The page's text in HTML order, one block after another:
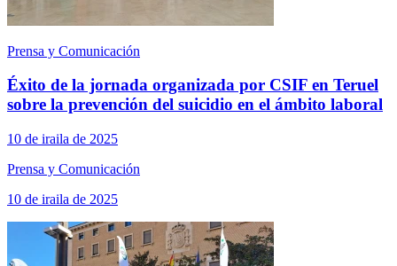
Prensa y Comunicación
Éxito de la jornada organizada por CSIF en Teruel
sobre la prevención del suicidio en el ámbito laboral
10 de iraila de 2025
Prensa y Comunicación
10 de iraila de 2025